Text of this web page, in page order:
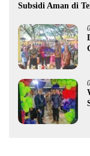
Subsidi Aman di